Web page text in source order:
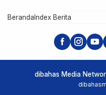
Beranda Index Berita
dibahas Media